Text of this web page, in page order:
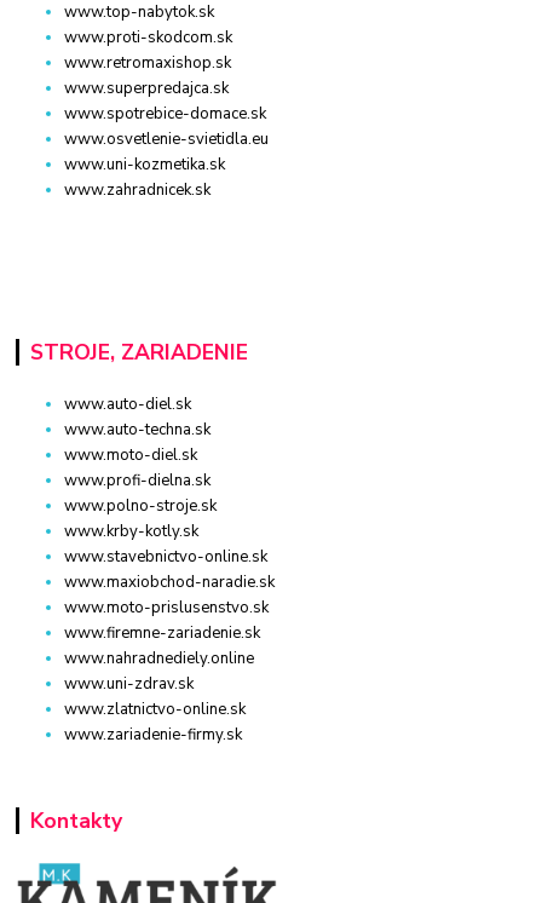
www.top-nabytok.sk
www.proti-skodcom.sk
www.retromaxishop.sk
www.superpredajca.sk
www.spotrebice-domace.sk
www.osvetlenie-svietidla.eu
www.uni-kozmetika.sk
www.zahradnicek.sk
STROJE, ZARIADENIE
www.auto-diel.sk
www.auto-techna.sk
www.moto-diel.sk
www.profi-dielna.sk
www.polno-stroje.sk
www.krby-kotly.sk
www.stavebnictvo-online.sk
www.maxiobchod-naradie.sk
www.moto-prislusenstvo.sk
www.firemne-zariadenie.sk
www.nahradnediely.online
www.uni-zdrav.sk
www.zlatnictvo-online.sk
www.zariadenie-firmy.sk
Kontakty